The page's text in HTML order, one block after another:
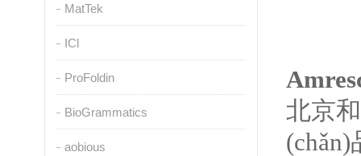
MatTek
ICl
ProFoldin
BioGrammatics
aobious
A
北京和
(chǎn)